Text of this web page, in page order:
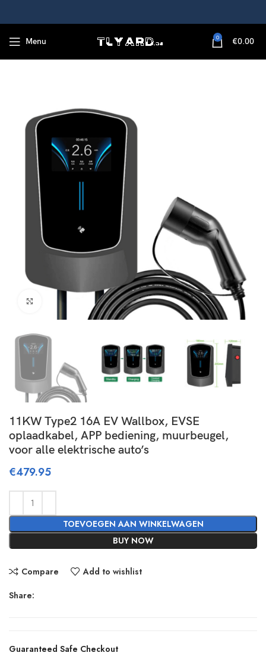
Menu 0 €0.00
Click to enlarge
11KW Type2 16A EV Wallbox, EVSE
oplaadkabel, APP bediening, muurbeugel,
voor alle elektrische auto’s ​
€479.95
TOEVOEGEN AAN WINKELWAGEN
BUY NOW
Compare Add to wishlist
Share:
Guaranteed Safe Checkout